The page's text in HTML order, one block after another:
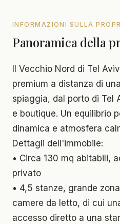
INFORMAZIONI SULLA
Panoramica della
Il Vecchio Nord di Tel
premium a distanza di
spiaggia, dal porto di Tel
e boutique. Un equilibrio
dinamica e atmosfera
Dettagli dell'immobile:
• Circa 130 mq abitabili,
privato
• 4,5 stanze, grande
camere da letto, di cui
accesso diretto a una